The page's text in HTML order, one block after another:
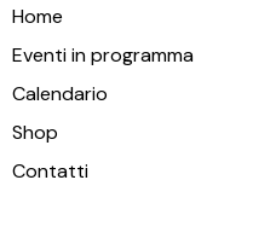
Home
Eventi in programma
Calendario
Shop
Contatti